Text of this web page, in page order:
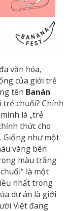
văn hóa,
của giới trẻ
tên Banán
trẻ chuối? Chính
là „trẻ
thức cho
Giống như một
vàng bên
màu trắng
là một
nhất trong
dự án là giới
Việt đang